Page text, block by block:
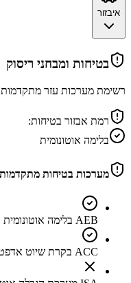
איבזור
בטיחות ומבחני ריסוק
רשימת מערכות עזר מתקדמות
רמת אבזור בטיחות:
בלימה אוטונומית
מערכות בטיחות מתקדמות
AEB בלימה אוטונומית כולל זיהוי הולכי רגל ואופניים
ACC בקרת שיוט אדפטיבית כולל עצירה מלאה